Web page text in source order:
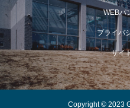
WEBパ
プライバ
サイ
Copyright © 2023